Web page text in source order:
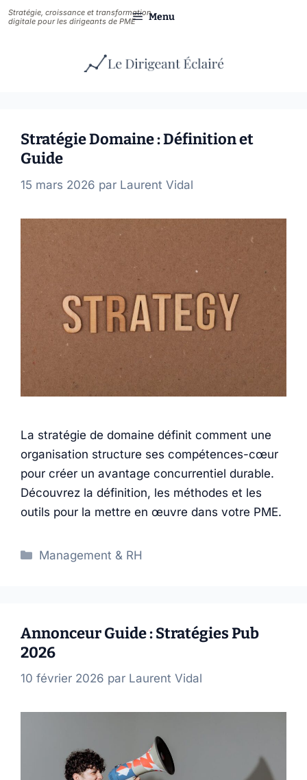
Aller
au
Menu
Stratégie Domaine : Définition et
Guide
15 mars 2026 par Laurent Vidal
La stratégie de domaine définit comment une
organisation structure ses compétences-cœur
pour créer un avantage concurrentiel durable.
Découvrez la définition, les méthodes et les
outils pour la mettre en œuvre dans votre PME.
Catégories
Management & RH
Annonceur Guide : Stratégies Pub
2026
10 février 2026 par Laurent Vidal